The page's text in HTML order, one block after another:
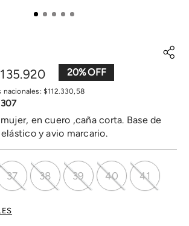
135.920 20%
nacionales: $112.330, 58
307
en cuero ,caña corta. Base de
y avio marcario.
37 38 39 40 41